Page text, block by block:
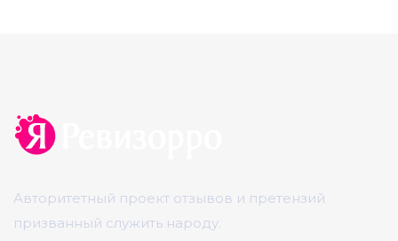
Авторитетный проект отзывов и претензий
призванный служить народу.